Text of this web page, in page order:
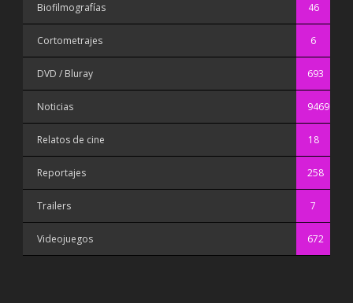
Biofilmografías 46
Cortometrajes 6
DVD / Bluray 693
Noticias 9469
Relatos de cine 18
Reportajes 258
Trailers 7
Videojuegos 672